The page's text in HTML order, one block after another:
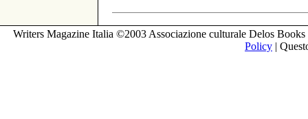
Writers Magazine Italia ©2003 Associazione culturale Delos
Policy |